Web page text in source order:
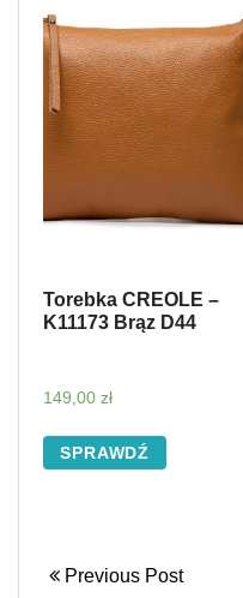
Torebka CREOLE –
K11173 Brąz D44
149,00 zł
SPRAWDŹ
Previous Post